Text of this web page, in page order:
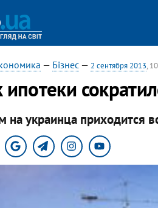
— Бізнес— 2 сентября 2013,
на украинца приходится